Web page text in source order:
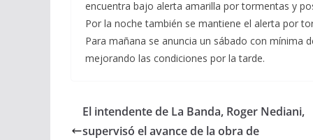
encuentra bajo alerta amarilla por tormentas y
Por la noche también se mantiene el alerta por
Para mañana se anuncia un sábado con mínima
mejorando las condiciones por la tarde.
El intendente de La Banda, Roger Nediani,
supervisó el avance de la obra de